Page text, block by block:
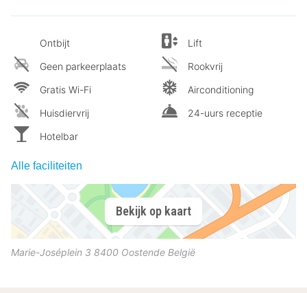
Ontbijt
Geen parkeerplaats
Gratis Wi-Fi
Huisdiervrij
Hotelbar
Lift
Rookvrij
Airconditioning
24-uurs receptie
Alle faciliteiten
Bekijk op kaart
Marie-Joséplein 3 8400 Oostende België